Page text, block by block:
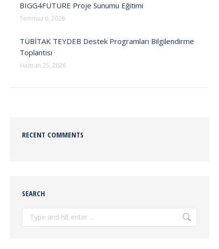
BIGG4FUTURE Proje Sunumu Eğitimi
Temmuz 6, 2026
TÜBİTAK TEYDEB Destek Programları Bilgilendirme
Toplantısı
Haziran 25, 2026
RECENT COMMENTS
SEARCH
Search: